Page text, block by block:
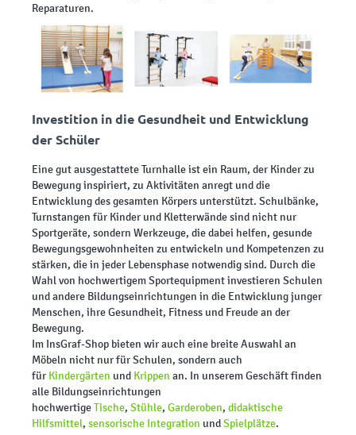
Reparaturen.
Investition in die Gesundheit und Entwicklung
der Schüler
Eine gut ausgestattete Turnhalle ist ein Raum, der Kinder zu
Bewegung inspiriert, zu Aktivitäten anregt und die
Entwicklung des gesamten Körpers unterstützt. Schulbänke,
Turnstangen für Kinder und Kletterwände sind nicht nur
Sportgeräte, sondern Werkzeuge, die dabei helfen, gesunde
Bewegungsgewohnheiten zu entwickeln und Kompetenzen zu
stärken, die in jeder Lebensphase notwendig sind. Durch die
Wahl von hochwertigem Sportequipment investieren Schulen
und andere Bildungseinrichtungen in die Entwicklung junger
Menschen, ihre Gesundheit, Fitness und Freude an der
Bewegung.
Im InsGraf-Shop bieten wir auch eine breite Auswahl an
Möbeln nicht nur für Schulen, sondern auch
für Kindergärten und Krippen an. In unserem Geschäft finden
alle Bildungseinrichtungen
hochwertigeTische, Stühle, Garderoben, didaktische
Hilfsmittel, sensorische Integration undSpielplätze.